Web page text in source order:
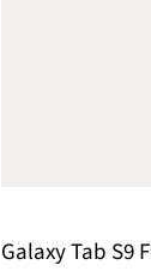
Galaxy Tab S9